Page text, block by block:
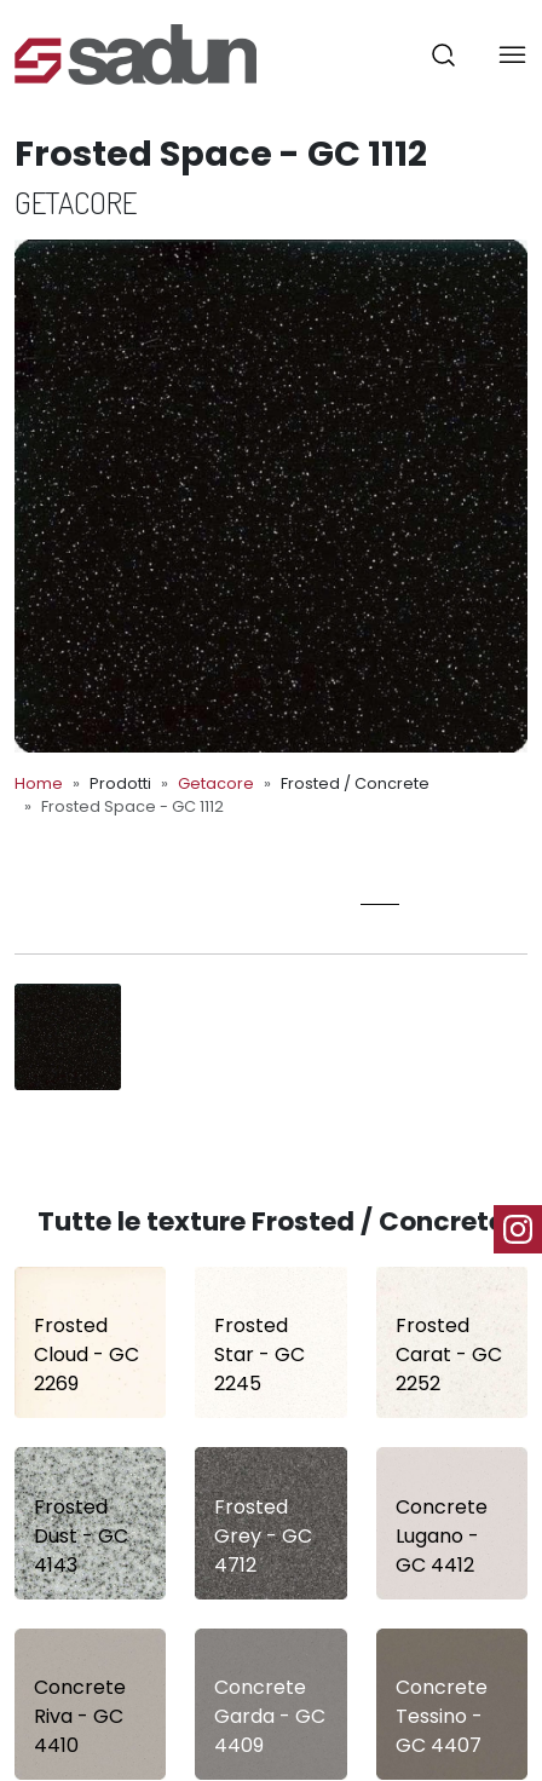
Frosted Space - GC 1112
GETACORE
Home Prodotti Getacore
Frosted / Concrete
Frosted Space - GC 1112
Tutte le texture Frosted / Concrete
Frosted
Cloud - GC
2269
Frosted
Star - GC
2245
Frosted
Carat - GC
2252
Frosted
Dust - GC
4143
Frosted
Grey - GC
4712
Concrete
Lugano -
GC 4412
Concrete
Riva - GC
4410
Concrete
Garda - GC
4409
Concrete
Tessino -
GC 4407